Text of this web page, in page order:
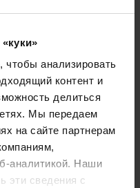
анализировать
контент и
делиться
Мы передаем
на сайте партнерам
аналитикой. Наши
эти сведения с
методы, такие
Diagnostic
психологические
Дополнительные
биофидбек,
массаж и
и поддерживать
подход к
его уникальные
некоторые из